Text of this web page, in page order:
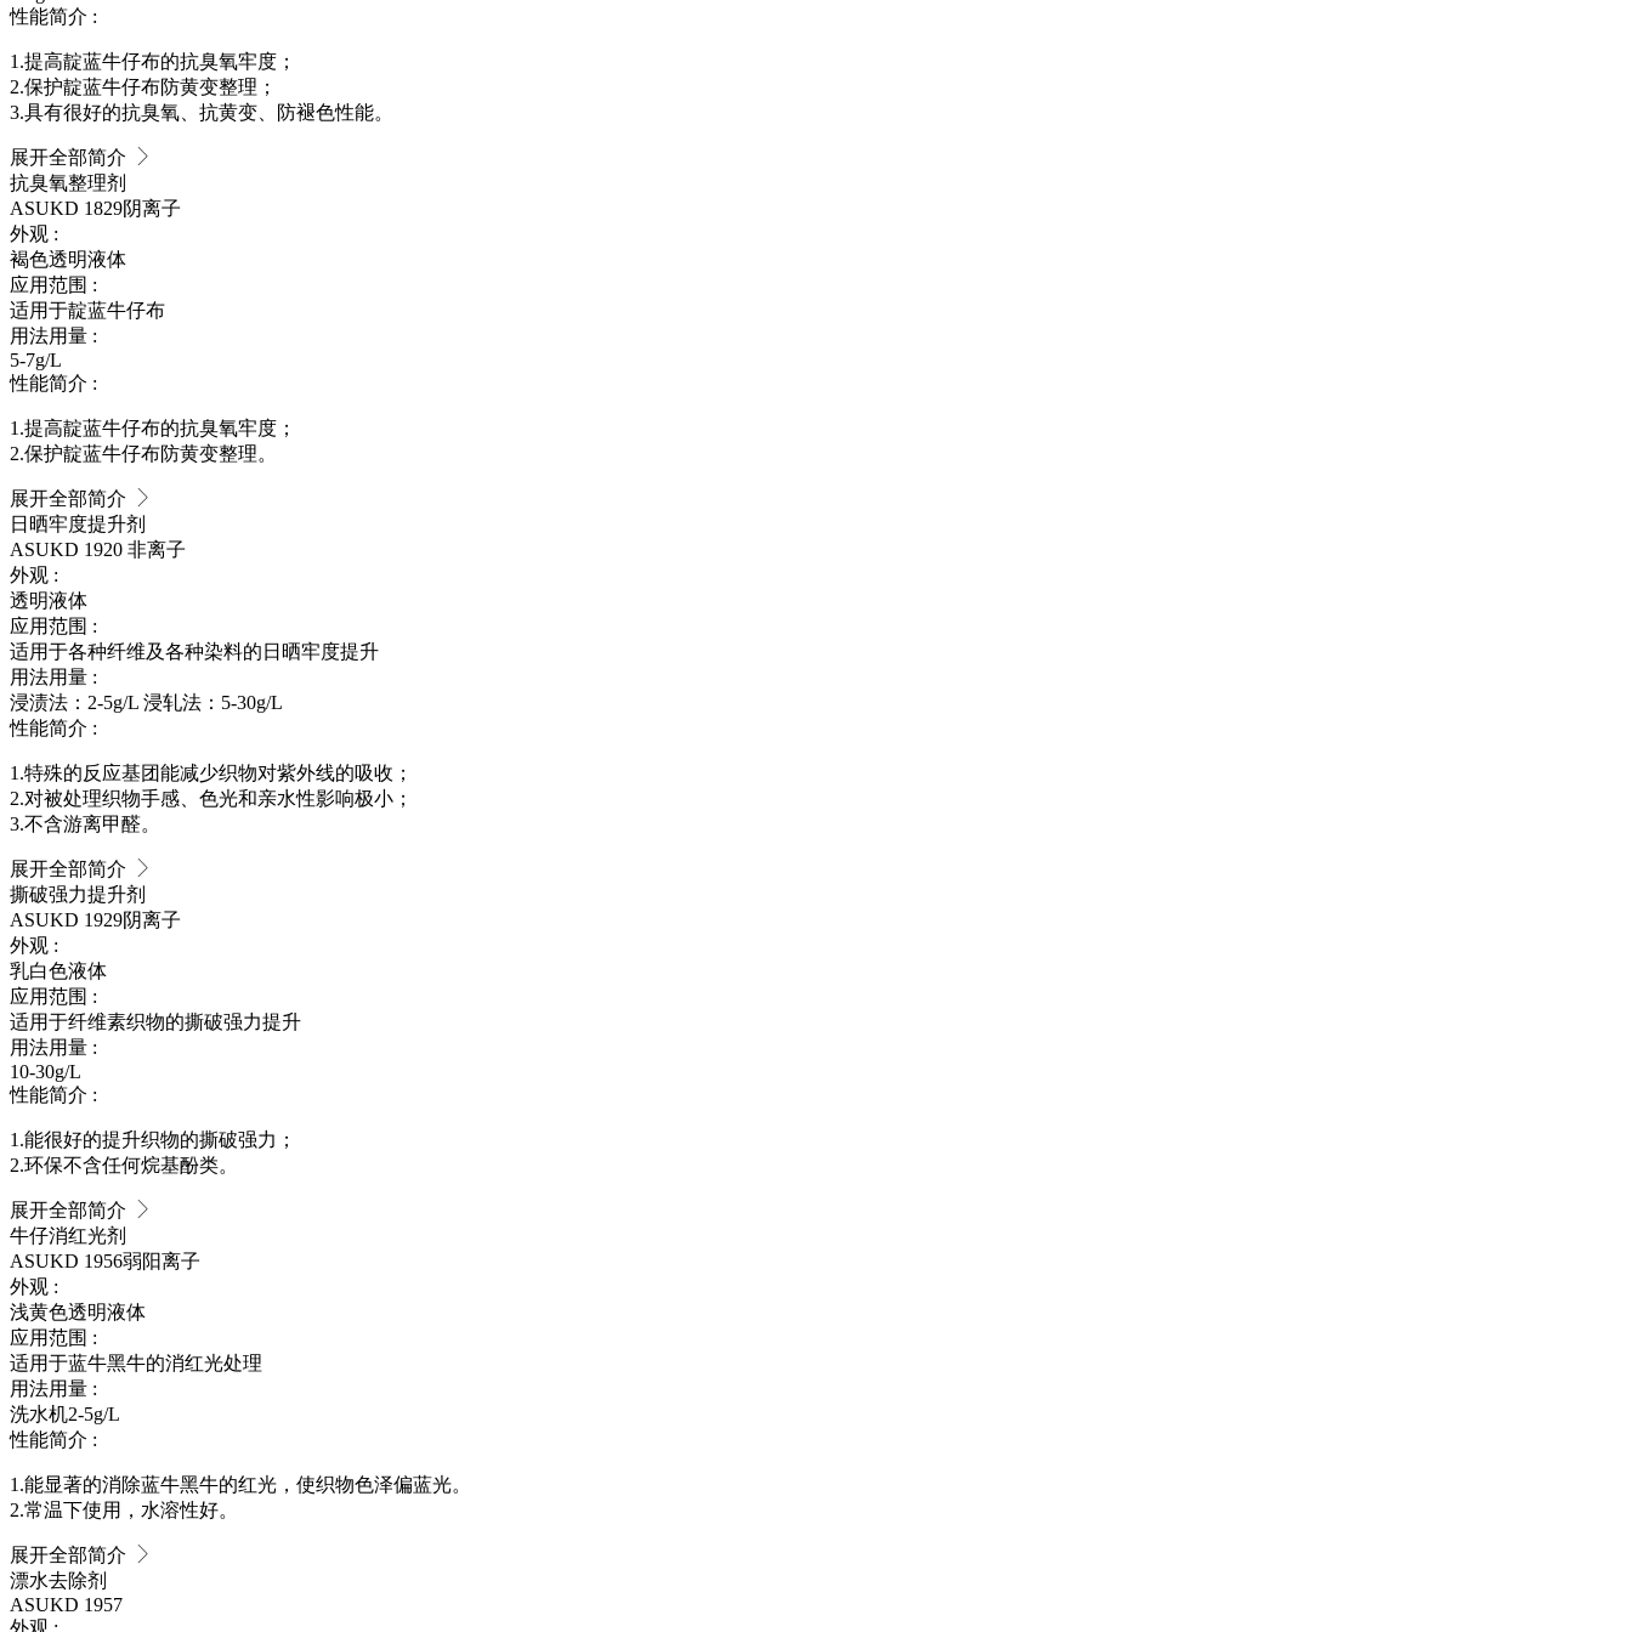
性能简介 :
1.提高靛蓝牛仔布的抗臭氧牢度；
2.保护靛蓝牛仔布防黄变整理；
3.具有很好的抗臭氧、抗黄变、防褪色性能。
展开全部简介
抗臭氧整理剂
ASUKD 1829阴离子
外观 :
褐色透明液体
应用范围 :
适用于靛蓝牛仔布
用法用量 :
5-7g/L
性能简介 :
1.提高靛蓝牛仔布的抗臭氧牢度；
2.保护靛蓝牛仔布防黄变整理。
展开全部简介
日晒牢度提升剂
ASUKD 1920 非离子
外观 :
透明液体
应用范围 :
适用于各种纤维及各种染料的日晒牢度提升
用法用量 :
浸渍法：2-5g/L 浸轧法：5-30g/L
性能简介 :
1.特殊的反应基团能减少织物对紫外线的吸收；
2.对被处理织物手感、色光和亲水性影响极小；
3.不含游离甲醛。
展开全部简介
撕破强力提升剂
ASUKD 1929阴离子
外观 :
乳白色液体
应用范围 :
适用于纤维素织物的撕破强力提升
用法用量 :
10-30g/L
性能简介 :
1.能很好的提升织物的撕破强力；
2.环保不含任何烷基酚类。
展开全部简介
牛仔消红光剂
ASUKD 1956弱阳离子
外观 :
浅黄色透明液体
应用范围 :
适用于蓝牛黑牛的消红光处理
用法用量 :
洗水机2-5g/L
性能简介 :
1.能显著的消除蓝牛黑牛的红光，使织物色泽偏蓝光。
2.常温下使用，水溶性好。
展开全部简介
漂水去除剂
ASUKD 1957